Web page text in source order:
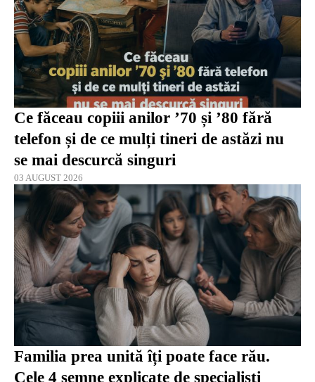
Ce făceau copiii anilor ’70 și ’80 fără
telefon și de ce mulți tineri de astăzi nu
se mai descurcă singuri
03 AUGUST 2026
Familia prea unită îți poate face rău.
Cele 4 semne explicate de specialiști